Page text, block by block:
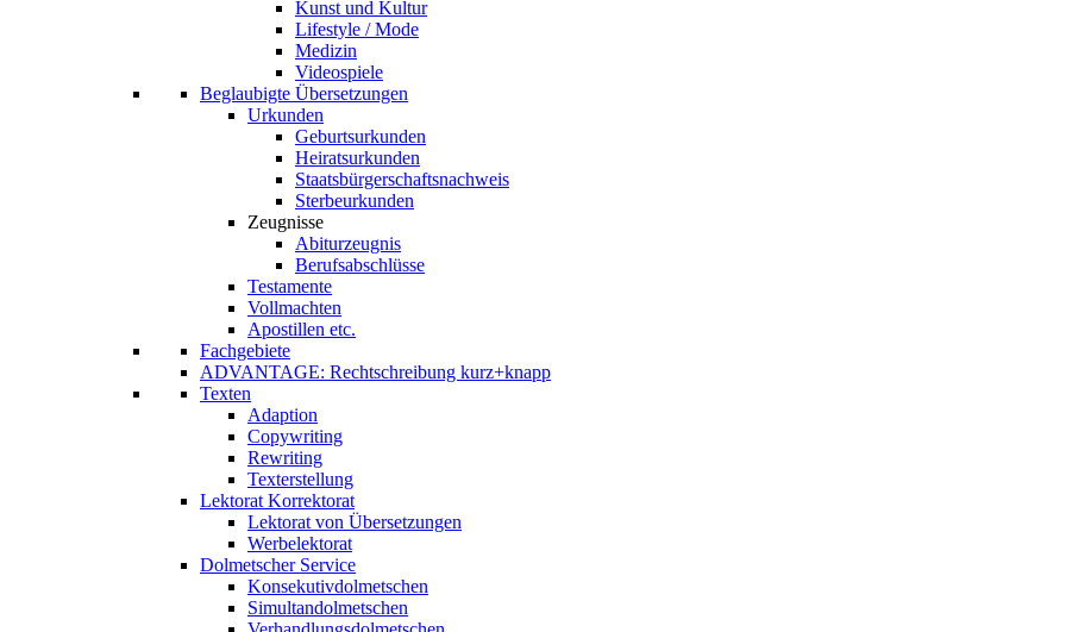
Kunst und Kultur
Lifestyle / Mode
Medizin
Videospiele
Beglaubigte Übersetzungen
Urkunden
Geburtsurkunden
Heiratsurkunden
Staatsbürgerschaftsnachweis
Sterbeurkunden
Zeugnisse
Abiturzeugnis
Berufsabschlüsse
Testamente
Vollmachten
Apostillen etc.
Fachgebiete
ADVANTAGE: Rechtschreibung kurz+knapp
Texten
Adaption
Copywriting
Rewriting
Texterstellung
Lektorat Korrektorat
Lektorat von Übersetzungen
Werbelektorat
Dolmetscher Service
Konsekutivdolmetschen
Simultandolmetschen